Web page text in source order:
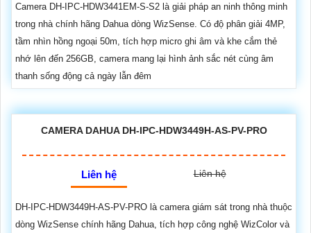
Camera DH-IPC-HDW3441EM-S-S2 là giải pháp an ninh thông minh
trong nhà chính hãng Dahua dòng WizSense. Có độ phân giải 4MP,
tầm nhìn hồng ngoại 50m, tích hợp micro ghi âm và khe cắm thẻ
nhớ lên đến 256GB, camera mang lại hình ảnh sắc nét cùng âm
thanh sống động cả ngày lẫn đêm
CAMERA DAHUA DH-IPC-HDW3449H-AS-PV-PRO
Liên hệ Liên hệ
DH-IPC-HDW3449H-AS-PV-PRO là camera giám sát trong nhà thuộc
dòng WizSense chính hãng Dahua, tích hợp công nghệ WizColor và